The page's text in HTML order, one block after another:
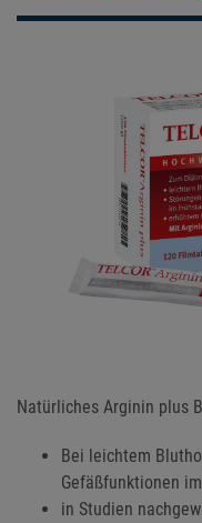
Natürliches Arginin plus
Bei leichtem
Gefäßfunktionen
in Studien